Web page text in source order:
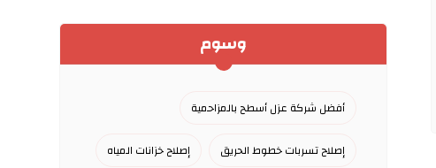
وسوم
أفضل شركة عزل أسطح بالمزاحمية
إصلاح تسربات خطوط الحريق إصلاح خزانات المياه